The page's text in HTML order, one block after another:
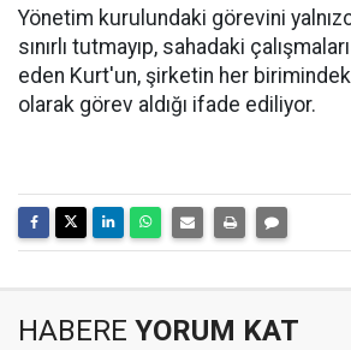
Yönetim kurulundaki görevini
sınırlı tutmayıp, sahadaki
eden Kurt'un, şirketin her
olarak görev aldığı ifade ediliyor.
HABERE YORUM KAT